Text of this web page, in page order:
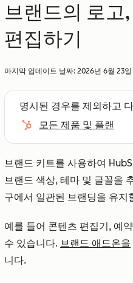
브랜드의 로고
편집하기
마지막 업데이트 날짜: 2026년 6월 23일
명시된 경우를 제외하고
모든 제품 및 플랜
브랜드 키트를 사용하여
브랜드 색상, 테마 및 글꼴을
구에서 일관된 브랜딩을 유지
예를 들어 콘텐츠 편집기, 예
수 있습니다. 브랜드 애드온을
니다.